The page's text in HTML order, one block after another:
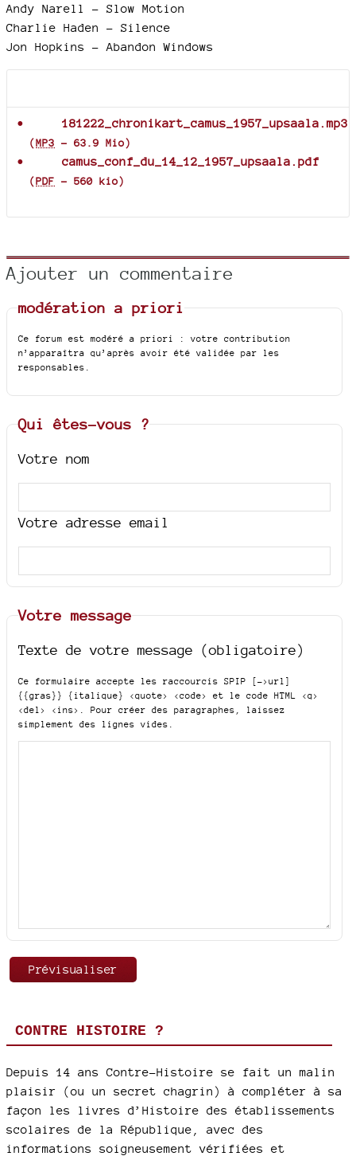
Andy Narell - Slow Motion
Charlie Haden - Silence
Jon Hopkins - Abandon Windows
181222_chronikart_camus_1957_upsaala.mp3
(MP3 - 63.9 Mio)
camus_conf_du_14_12_1957_upsaala.pdf
(PDF - 560 kio)
Ajouter un commentaire
modération a priori
Ce forum est modéré a priori : votre contribution
n’apparaîtra qu’après avoir été validée par les
responsables.
Qui êtes-vous ?
Votre nom
Votre adresse email
Votre message
Texte de votre message (obligatoire)
Ce formulaire accepte les raccourcis SPIP
[->url]
{{gras}} {italique} <quote> <code>
et le code HTML <q>
<del> <ins>
. Pour créer des paragraphes, laissez
simplement des lignes vides.
CONTRE HISTOIRE ?
Depuis 14 ans Contre-Histoire se fait un malin
plaisir (ou un secret chagrin) à compléter à sa
façon les livres d’Histoire des établissements
scolaires de la République, avec des
informations soigneusement vérifiées et